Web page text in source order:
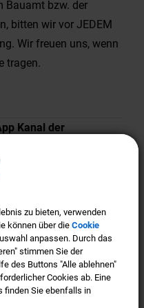
Bauamt bzw. der
bitten wir vor JEDEM
Wir freuen uns, wenn
tragen.
Kanal der
zu bieten, verwenden
können über die Cookie
anpassen. Durch das
stimmen Sie der
des Buttons "Alle ablehnen"
Cookies ab. Eine
finden Sie ebenfalls in
zu bieten, verwenden
können über die Cookie
anpassen. Durch das
stimmen Sie der
des Buttons "Alle ablehnen"
Cookies ab. Eine
finden Sie ebenfalls in